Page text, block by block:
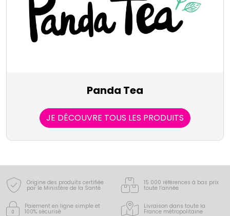
Panda Tea
JE DÉCOUVRE TOUS LES PRODUITS
Origine des produits certifiée
par le Ministère de la Santé
15 000 références à bas prix
toute l’année
Paiement en ligne simple et
100% sécurisé
Livraison dans toute la
France métropolitaine